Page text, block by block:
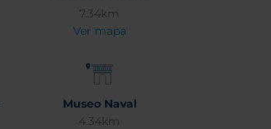
7.34km
Ver mapa
Museo Naval
4.34km